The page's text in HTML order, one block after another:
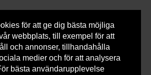
för att ge dig bästa möjliga
webbplats, till exempel för att
och annonser, tillhandahålla
medier och för att analysera
bästa användarupplevelse
0 varorSnabborder
> Återströmning
>